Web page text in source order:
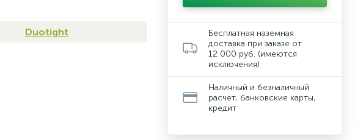
Duotight
Бесплатная наземная
доставка при заказе от
12 000 руб. (имеются
исключения)
Наличный и безналичный
расчет, банковские карты,
кредит